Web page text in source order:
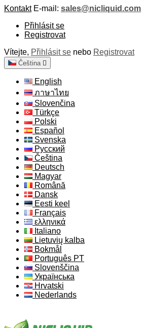
Kontakt E-mail: sales@nicliquid.com
Přihlásit se
Registrovat
Vítejte, Přihlásit se nebo Registrovat
Čeština 
English
ภาษาไทย
Slovenčina
Türkçe
Polski
Español
Svenska
Русский
Čeština
Deutsch
Magyar
Română
Dansk
Eesti keel
Français
ελληνικά
Italiano
Lietuvių kalba
Bokmål
Português PT
Slovenščina
Українська
Hrvatski
Nederlands